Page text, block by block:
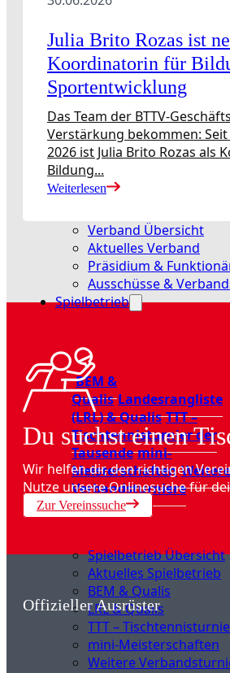
Vereine
Verband
Präsidium &
Verbandsgericht Wissen
Verband Übersicht
Aktuelles Verband
Präsidium &
Ausschüsse &
Spielbetrieb
BEM &
Qualis Landesrangliste
(LRL) & Qualis TTT –
Tischtennisturnier der
Tausende mini-
Meisterschaften Weitere
Verbandsturniere
Spielbetrieb Übersicht
Aktuelles Spielbetrieb
BEM & Qualis
LRL & Qualis
TTT –
mini-Meisterschaften
Weitere
Julia Brito Rozas ist
Koordinatorin für
Sportentwicklung
Das Team der BTTV-
Verstärkung bekommen: Seit
2026 ist Julia Brito Rozas als
Bildung...
Weiterlesen
Du suchst einen
Wir helfen dir, den richtigen
Nutze unsere Onlinesuche für
Zur Vereinssuche
Offizieller Ausrüster